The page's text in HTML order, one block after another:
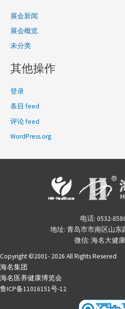
展会新闻
展会概览
未分类
其他操作
登录
条目 feed
评论 feed
WordPress.org
电话: 0532-
地址: 青岛市市南区山东
微信: 海名大健
Copyright ©2001- 2026 All Rights Resered
海名集团
海名医养健康博览会
鲁ICP备11016151号-12